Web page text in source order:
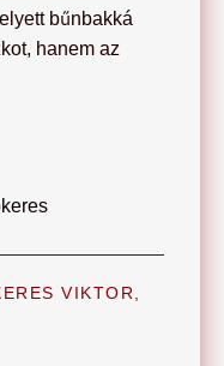
bűnbakká
hanem az
VIKTOR